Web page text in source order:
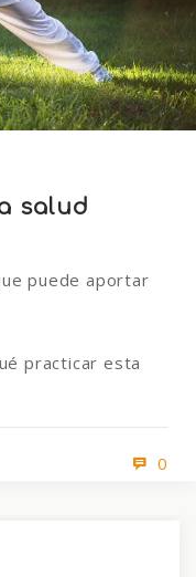
salud
puede aportar
practicar esta
0